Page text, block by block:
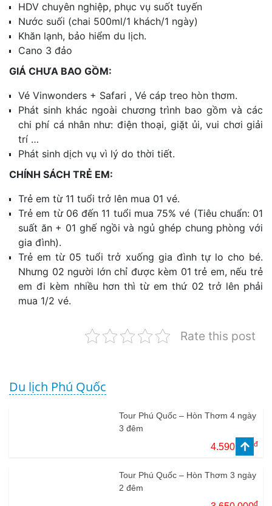
HDV chuyên nghiệp, phục vụ suốt tuyến
Nước suối (chai 500ml/1 khách/1 ngày)
Khăn lạnh, bảo hiểm du lịch.
Cano 3 đảo
GIÁ CHƯA BAO GỒM:
Vé Vinwonders + Safari , Vé cáp treo hòn thơm.
Phát sinh khác ngoài chương trình bao gồm và các
chi phí cá nhân như: điện thoại, giặt ủi, vui chơi giải
trí …
Phát sinh dịch vụ vì lý do thời tiết.
CHÍNH SÁCH TRẺ EM:
Trẻ em từ 11 tuổi trở lên mua 01 vé.
Trẻ em từ 06 đến 11 tuổi mua 75% vé (Tiêu chuẩn: 01
suất ăn + 01 ghế ngồi và ngủ ghép chung phòng với
gia đình).
Trẻ em từ 05 tuổi trở xuống gia đình tự lo cho bé.
Nhưng 02 người lớn chỉ được kèm 01 trẻ em, nếu trẻ
em đi kèm nhiều hơn thì từ em thứ 02 trở lên phải
mua 1/2 vé.
Rate this post
Du lịch Phú Quốc
Tour Phú Quốc – Hòn Thơm 4 ngày
3 đêm
4.590.000 đ
Tour Phú Quốc – Hòn Thơm 3 ngày
2 đêm
đ